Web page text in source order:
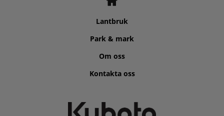
Lantbruk
Park & mark
Om oss
Kontakta oss